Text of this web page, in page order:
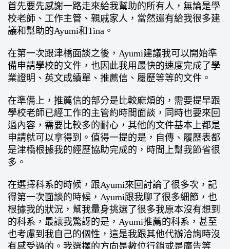
首先要先感謝一路走來給我幫助的所有人，無論是學
校老師、工作主管、親戚家人，當然還有給我很多建
議和幫助的Ayumi和Tina。
在第一次跟津橋面談之後，Ayumi建議我可以開始準
備申請學校的文件，也因此我用最快的速度完成了學
業證明、英文成績單、推薦信、履歷等等的文件。
在準備上，推薦信的部分是比較麻煩的，需要提早跟
學校老師已經工作的主管約時間面談，同時也要來回
過內容，需要比較多的耐心，其他的文件基本上都是
申請就可以拿得到。值得一提的是，自傳、履歷表都
是津橋根據我的經歷協助完成的，時間上幫我節省很
多。
在選擇科系的時候，跟Ayumi來回討論了很多次，記
得第一次面談的時候，Ayumi跟我聊了很多細節，也
根據我的狀況，幫我量身挑選了很多我原本沒有想到
的科系，最讓我驚訝的是，Ayumi推薦的科系，甚至
也考慮到我自己的個性，這是我跟其他代辦洽詢時沒
有感受過的。我選擇的方向是數位行銷或是廣告等